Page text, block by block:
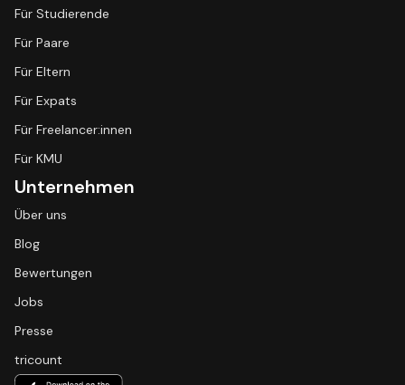
Für Studierende
Für Paare
Für Eltern
Für Expats
Für Freelancer:innen
Für KMU
Unternehmen
Über uns
Blog
Bewertungen
Jobs
Presse
tricount